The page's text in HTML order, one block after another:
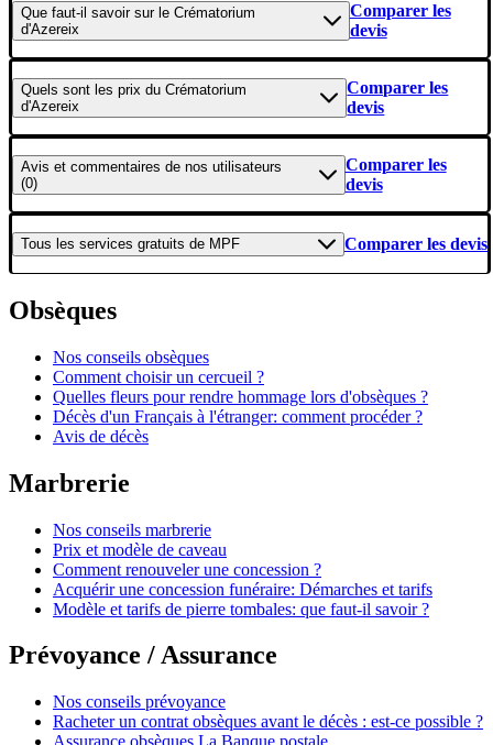
Que faut-il savoirsur le Crématorium
d'Azereix
Comparer les
devis
Quels sont les prix du Crématorium
d'Azereix
Comparer les
devis
Avis et commentaires de nos utilisateurs
(0)
Comparer les
devis
Tous les services gratuits de MPF Comparer les devis
Obsèques
Nos conseils obsèques
Comment choisir un cercueil ?
Quelles fleurs pour rendre hommage lors d'obsèques ?
Décès d'un Français à l'étranger: comment procéder ?
Avis de décès
Marbrerie
Nos conseils marbrerie
Prix et modèle de caveau
Comment renouveler une concession ?
Acquérir une concession funéraire: Démarches et tarifs
Modèle et tarifs de pierre tombales: que faut-il savoir ?
Prévoyance / Assurance
Nos conseils prévoyance
Racheter un contrat obsèques avant le décès : est-ce possible ?